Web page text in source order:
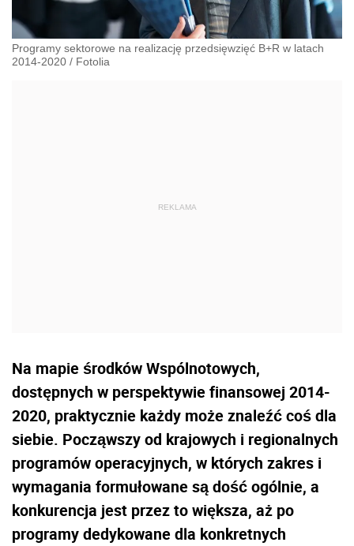
Programy sektorowe na realizację przedsięwzięć B+R w latach
2014-2020 / Fotolia
Na mapie środków Wspólnotowych,
dostępnych w perspektywie finansowej 2014-
2020, praktycznie każdy może znaleźć coś dla
siebie. Począwszy od krajowych i regionalnych
programów operacyjnych, w których zakres i
wymagania formułowane są dość ogólnie, a
konkurencja jest przez to większa, aż po
programy dedykowane dla konkretnych